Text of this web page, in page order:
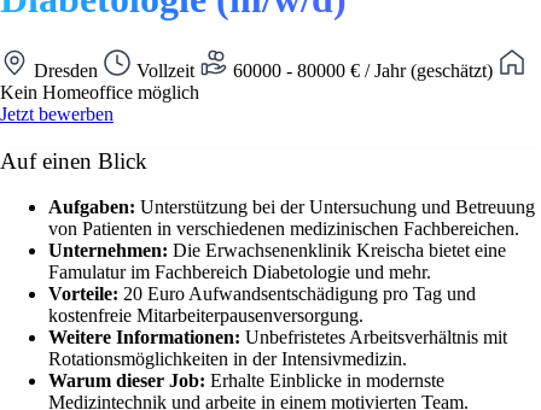
Dresden Vollzeit
60000 - 80000 € / Jahr (geschätzt)
Kein Homeoffice möglich
Jetzt bewerben
Auf einen Blick
Aufgaben: Unterstützung bei der Untersuchung und Betreuung
von Patienten in verschiedenen medizinischen Fachbereichen.
Unternehmen: Die Erwachsenenklinik Kreischa bietet eine
Famulatur im Fachbereich Diabetologie und mehr.
Vorteile: 20 Euro Aufwandsentschädigung pro Tag und
kostenfreie Mitarbeiterpausenversorgung.
Weitere Informationen: Unbefristetes Arbeitsverhältnis mit
Rotationsmöglichkeiten in der Intensivmedizin.
Warum dieser Job: Erhalte Einblicke in modernste
Medizintechnik und arbeite in einem motivierten Team.